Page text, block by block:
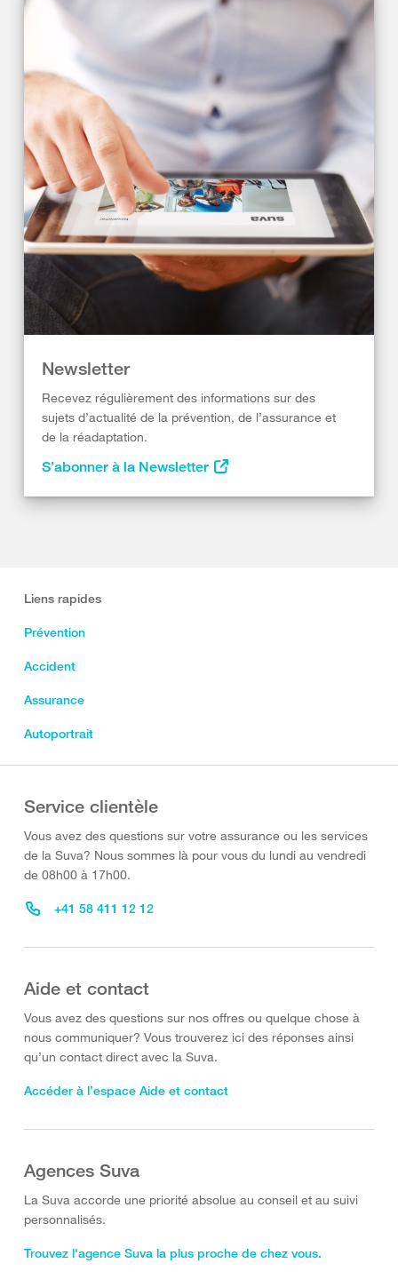
Newsletter
Recevez régulièrement des informations sur des
sujets d’actualité de la prévention, de l’assurance et
de la réadaptation.
S’abonner à la Newsletter
Liens rapides
Prévention
Accident
Assurance
Autoportrait
Service clientèle
Vous avez des questions sur votre assurance ou les services
de la Suva? Nous sommes là pour vous du lundi au vendredi
de 08h00 à 17h00.
+41 58 411 12 12
Aide et contact
Vous avez des questions sur nos offres ou quelque chose à
nous communiquer? Vous trouverez ici des réponses ainsi
qu’un contact direct avec la Suva.
Accéder à l’espace Aide et contact
Agences Suva
La Suva accorde une priorité absolue au conseil et au suivi
personnalisés.
Trouvez l'agence Suva la plus proche de chez vous.